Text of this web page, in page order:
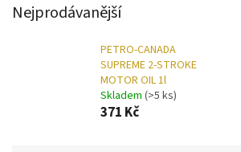
Nejprodávanější
PETRO-CANADA
SUPREME 2-STROKE
MOTOR OIL 1l
Skladem (>5 ks)
371 Kč